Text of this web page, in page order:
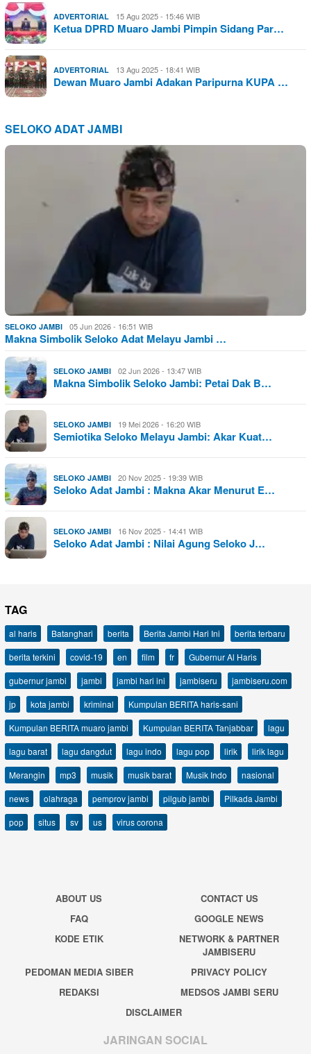
ADVERTORIAL 15 Agu 2025 - 15:46 WIB
Ketua DPRD Muaro Jambi Pimpin Sidang Par…
ADVERTORIAL 13 Agu 2025 - 18:41 WIB
Dewan Muaro Jambi Adakan Paripurna KUPA …
SELOKO ADAT JAMBI
SELOKO JAMBI 05 Jun 2026 - 16:51 WIB
Makna Simbolik Seloko Adat Melayu Jambi …
SELOKO JAMBI 02 Jun 2026 - 13:47 WIB
Makna Simbolik Seloko Jambi: Petai Dak B…
SELOKO JAMBI 19 Mei 2026 - 16:20 WIB
Semiotika Seloko Melayu Jambi: Akar Kuat…
SELOKO JAMBI 20 Nov 2025 - 19:39 WIB
Seloko Adat Jambi : Makna Akar Menurut E…
SELOKO JAMBI 16 Nov 2025 - 14:41 WIB
Seloko Adat Jambi : Nilai Agung Seloko J…
TAG
al haris Batanghari berita Berita Jambi Hari Ini
berita terbaru
berita terkini
covid-19 en film fr
Gubernur Al Haris
gubernur jambi
jambi jambi hari ini jambiseru
jambiseru.com
jp
kota jambi kriminal
Kumpulan BERITA haris-sani
Kumpulan BERITA muaro jambi
Kumpulan BERITA Tanjabbar
lagu
lagu barat
lagu dangdut lagu indo lagu pop lirik
lirik lagu
Merangin
mp3 musik musik barat Musik Indo
nasional
news
olahraga pemprov jambi pilgub jambi
Pilkada Jambi
pop
situs sv us virus corona
ABOUT US
CONTACT US
FAQ
GOOGLE NEWS
KODE ETIK
NETWORK & PARTNER
JAMBISERU
PEDOMAN MEDIA SIBER
PRIVACY POLICY
REDAKSI
MEDSOS JAMBI SERU
DISCLAIMER
JARINGAN SOCIAL